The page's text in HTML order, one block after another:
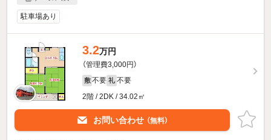
駐車場あり
3.2万円
（管理費3,000円）
敷 不要 礼 不要
2階 / 2DK / 34.02㎡
お問い合わせ （無料）